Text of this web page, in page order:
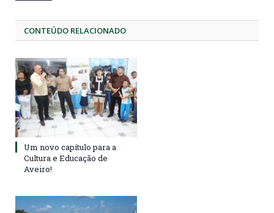
CONTEÚDO RELACIONADO
Um novo capítulo para a
Cultura e Educação de
Aveiro!